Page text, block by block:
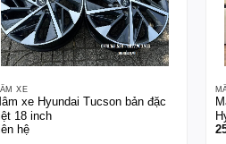
XE
xe Hyundai Tucson bản đặc
18 inch
hệ